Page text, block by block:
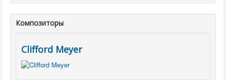
Композиторы
Clifford Meyer